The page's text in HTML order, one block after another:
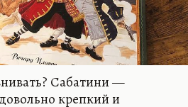
Сабатини —
крепкий и